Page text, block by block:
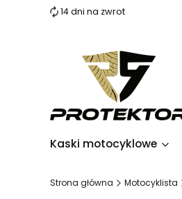
14 dni na zwrot
Kaski motocyklowe
Strona główna Motocyklista